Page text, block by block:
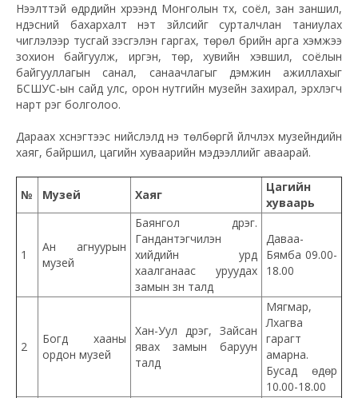
Нээлттэй өдрүүдийн хүрээнд Монголын түүх, соёл, зан заншил,
үндэсний бахархалт үнэт зүйлсийг сурталчлан таниулах
чиглэлээр тусгай үзэсгэлэн гаргах, төрөл бүрийн арга хэмжээ
зохион байгуулж, иргэн, төр, хувийн хэвшил, соёлын
байгууллагын санал, санаачлагыг дэмжин ажиллахыг
БСШУС-ын сайд улс, орон нутгийн музейн захирал, эрхлэгч
нарт үүрэг болголоо.
Дараах хүснэгтээс нийслэлд үнэ төлбөргүй үйлчлэх музейнүүдийн
хаяг, байршил, цагийн хуваарийн мэдээллийг аваарай.
№ Музей Хаяг
Цагийн
хуваарь
1
Ан агнуурын
музей
Баянгол дүүрэг.
Гандантэгчилэн
хийдийн урд
хаалганаас уруудах
замын зүүн талд
Даваа-
Бямба 09.00-
18.00
2
Богд хааны
ордон музей
Хан-Уул дүүрэг, Зайсан
явах замын баруун
талд
Мягмар,
Лхагва
гарагт
амарна.
Бусад өдөр
10.00-18.00